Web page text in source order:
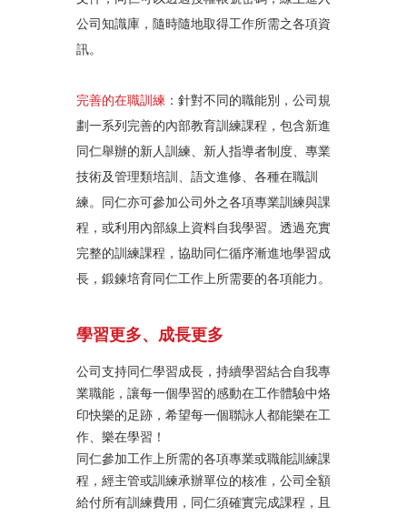
公司知識庫，隨時隨地取得工作所需之各項資
訊。
完善的在職訓練 ：針對不同的職能別，公司規
劃一系列完善的內部教育訓練課程，包含新進
同仁舉辦的新人訓練、新人指導者制度、專業
技術及管理類培訓、語文進修、各種在職訓
練。同仁亦可參加公司外之各項專業訓練與課
程，或利用內部線上資料自我學習。透過充實
完整的訓練課程，協助同仁循序漸進地學習成
長，鍛鍊培育同仁工作上所需要的各項能力。
學習更多、成長更多
公司支持同仁學習成長，持續學習結合自我專
業職能，讓每一個學習的感動在工作體驗中烙
印快樂的足跡，希望每一個聯詠人都能樂在工
作、樂在學習！
同仁參加工作上所需的各項專業或職能訓練課
程，經主管或訓練承辦單位的核准，公司全額
給付所有訓練費用，同仁須確實完成課程，且